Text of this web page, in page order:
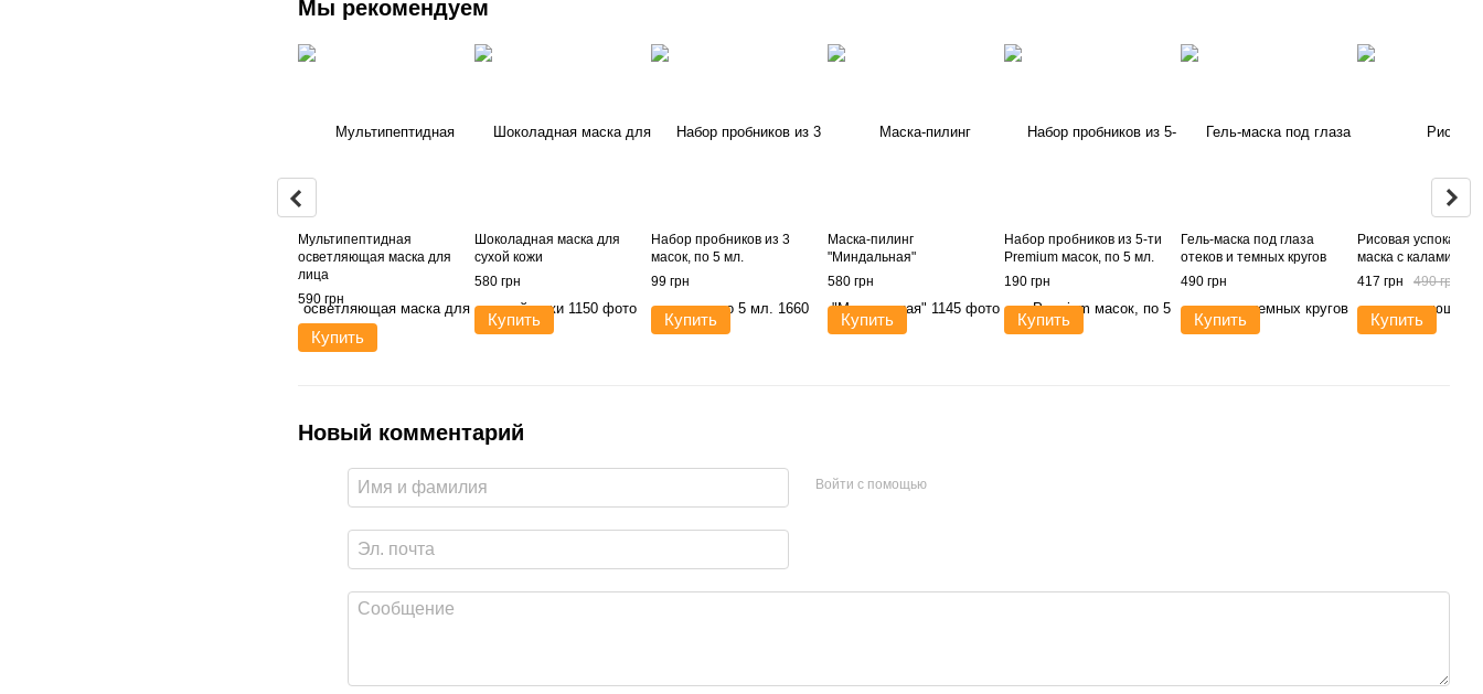
Мы рекомендуем
Мультипептидная
осветляющая маска для
лица
590 грн
Купить
Шоколадная маска для
сухой кожи
580 грн
Купить
Набор пробников из 3
масок, по 5 мл.
99 грн
Купить
Маска-пилинг
"Миндальная"
580 грн
Купить
Набор пробников из 5-ти
Premium масок, по 5 мл.
190 грн
Купить
Гель-маска под глаза
отеков и темных кругов
490 грн
Купить
Рисовая
маска с каламином
417 грн
490 грн
Купить
Новый комментарий
Войти с помощью